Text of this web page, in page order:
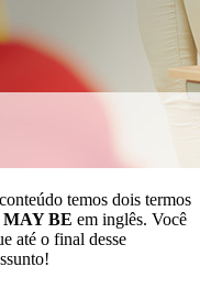
temos dois termos
MAY BE em inglês. Você
até o final desse